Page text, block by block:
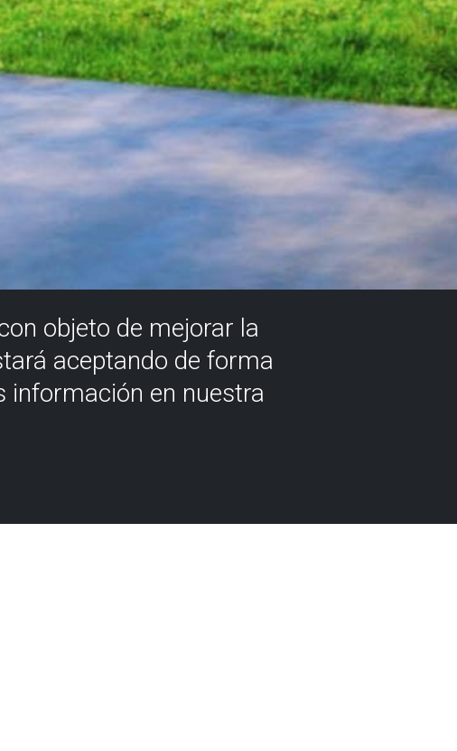
objeto de mejorar la
aceptando de forma
información en nuestra